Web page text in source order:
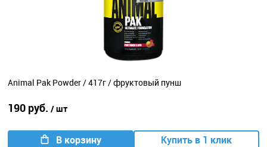
Animal Pak Powder / 417г / фруктовый пунш
190 руб. / шт
В корзину Купить в 1 клик